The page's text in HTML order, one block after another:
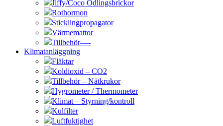
Jiffy/Coco Odlingsbrickor
Rothormon
Sticklingpropagator
Värmemattor
Tillbehör—-
Klimatanläggning
Fläktar
Koldioxid – CO2
Tillbehör – Nätkrukor
Hygrometer / Thermometer
Klimat – Styrning/kontroll
Kulfilter
Luftfuktighet